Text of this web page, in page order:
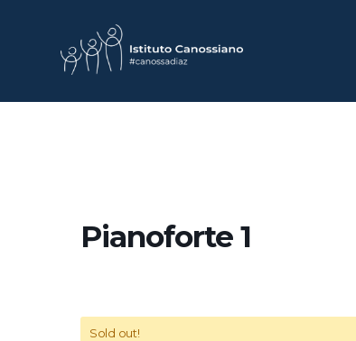
Pianoforte 1
Sold out!